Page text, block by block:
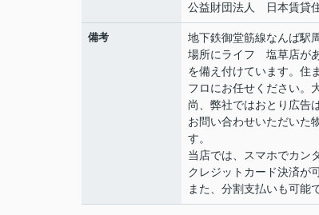
公益財団法人 日本賃貸
備考
地下鉄御堂筋線なんば駅
場所にライフ 塩草店が
を備え付けています。住
フロにお任せください。
尚、弊社ではおとり広告
お問い合わせいただいた
す。
当店では、スマホでカン
クレジットカード決済が
また、分割支払いも可能